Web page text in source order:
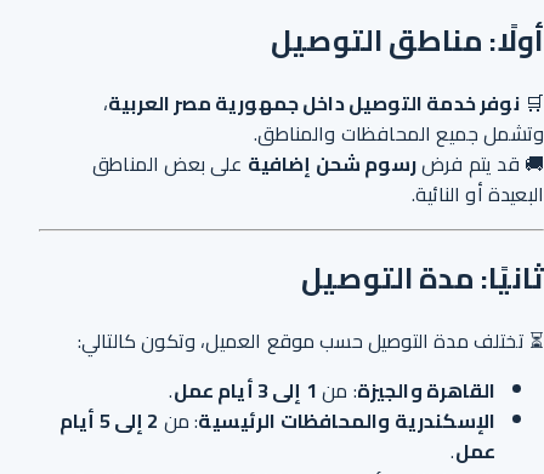
أولًا: مناطق التوصيل
🛒نوفر خدمة التوصيل داخل جمهورية مصر العربية،
وتشمل جميع المحافظات والمناطق.
🚚 قد يتم فرضرسوم شحن إضافية على بعض المناطق
البعيدة أو النائية.
ثانيًا: مدة التوصيل
⏳ تختلف مدة التوصيل حسب موقع العميل، وتكون كالتالي:
القاهرة والجيزة: من1 إلى 3 أيام عمل
.
الإسكندرية والمحافظات الرئيسية: من
2 إلى 5 أيام
عمل.